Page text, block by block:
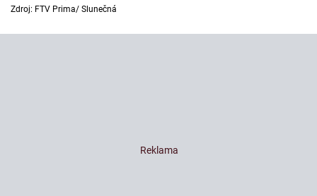
Zdroj: FTV Prima/ Slunečná